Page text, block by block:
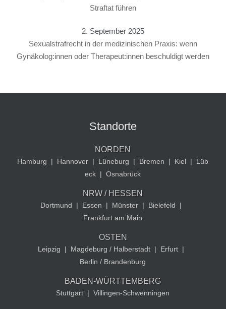
Straftat führen
2. September 2025
Sexualstrafrecht in der medizinischen Praxis: wenn
Gynäkolog:innen oder Therapeut:innen beschuldigt werden
Standorte
NORDEN
Hamburg | Hannover | Lüneburg | Bremen | Kiel |
Lüb
eck | Osnabrück
NRW / HESSEN
Dortmund | Essen | Münster | Bielefeld
|
Frankfurt am Main
OSTEN
Leipzig | Magdeburg / Halberstadt | Erfurt |
Berlin / Brandenburg
BADEN-WÜRTTEMBERG
Stuttgart | Villingen-Schwenningen